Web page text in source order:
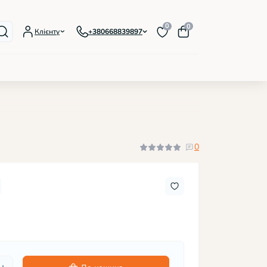
гель-лаки, серія Lumi
гель-лаки Confetti
лаки з пластівцями Yuki
Клієнту +380668839897
0 0
0